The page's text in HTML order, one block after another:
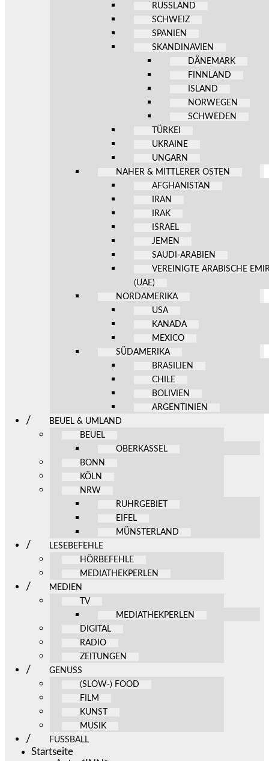
RUSSLAND
SCHWEIZ
SPANIEN
SKANDINAVIEN
DÄNEMARK
FINNLAND
ISLAND
NORWEGEN
SCHWEDEN
TÜRKEI
UKRAINE
UNGARN
NAHER & MITTLERER OSTEN
AFGHANISTAN
IRAN
IRAK
ISRAEL
JEMEN
SAUDI-ARABIEN
VEREINIGTE ARABISCHE
(UAE)
NORDAMERIKA
USA
KANADA
MEXICO
SÜDAMERIKA
BRASILIEN
CHILE
BOLIVIEN
ARGENTINIEN
BEUEL & UMLAND
BEUEL
OBERKASSEL
BONN
KÖLN
NRW
RUHRGEBIET
EIFEL
MÜNSTERLAND
LESEBEFEHLE
HÖRBEFEHLE
MEDIATHEKPERLEN
MEDIEN
TV
MEDIATHEKPERLEN
DIGITAL
RADIO
ZEITUNGEN
GENUSS
(SLOW-) FOOD
FILM
KUNST
MUSIK
FUSSBALL
Startseite